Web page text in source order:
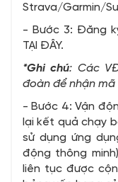
Strava/Garmin/
- Bước 3: Đăng
TẠI ĐÂY.
*Ghi chú: Các
đoàn để nhận
- Bước 4: Vận
lại kết quả chạy
sử dụng ứng
động thông
liên tục được